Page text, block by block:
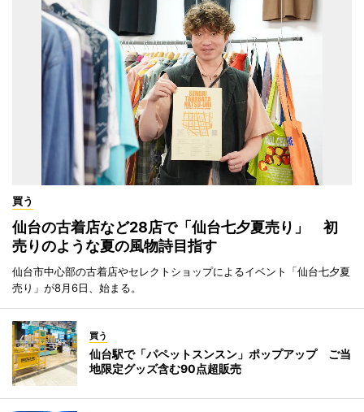
買う
仙台の古着店など28店で「仙台七夕夏売り」 初
売りのような夏の風物詩目指す
仙台市中心部の古着店やセレクトショップによるイベント「仙台七夕夏
売り」が8月6日、始まる。
買う
仙台駅で「パペットスンスン」ポップアップ ご当
地限定グッズ含む90点超販売